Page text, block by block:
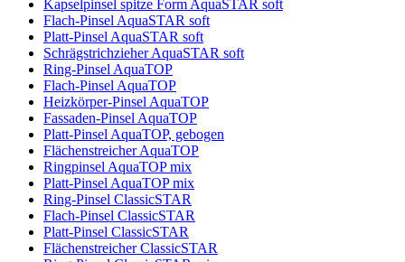
Kapselpinsel spitze Form AquaSTAR soft
Flach-Pinsel AquaSTAR soft
Platt-Pinsel AquaSTAR soft
Schrägstrichzieher AquaSTAR soft
Ring-Pinsel AquaTOP
Flach-Pinsel AquaTOP
Heizkörper-Pinsel AquaTOP
Fassaden-Pinsel AquaTOP
Platt-Pinsel AquaTOP, gebogen
Flächenstreicher AquaTOP
Ringpinsel AquaTOP mix
Platt-Pinsel AquaTOP mix
Ring-Pinsel ClassicSTAR
Flach-Pinsel ClassicSTAR
Platt-Pinsel ClassicSTAR
Flächenstreicher ClassicSTAR